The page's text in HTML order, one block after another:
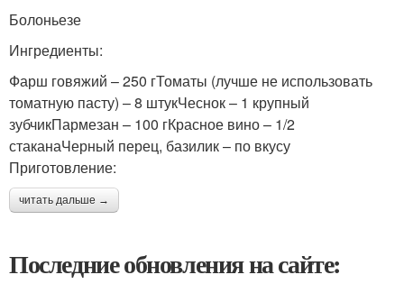
Болоньезе
Ингредиенты:
Фарш говяжий – 250 гТоматы (лучше не использовать
томатную пасту) – 8 штукЧеснок – 1 крупный
зубчикПармезан – 100 гКрасное вино – 1/2
стаканаЧерный перец, базилик – по вкусу
Приготовление:
читать дальше →
Последние обновления на сайте: